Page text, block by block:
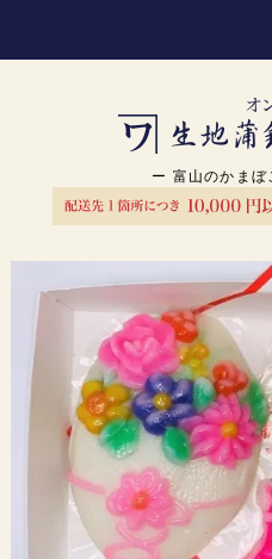
ー 富山のかま